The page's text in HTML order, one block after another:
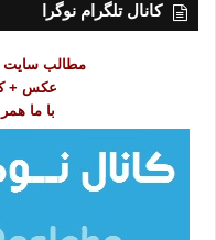
کانال تلگرام نوگرا
مطالب سایت
عکس +
با ما